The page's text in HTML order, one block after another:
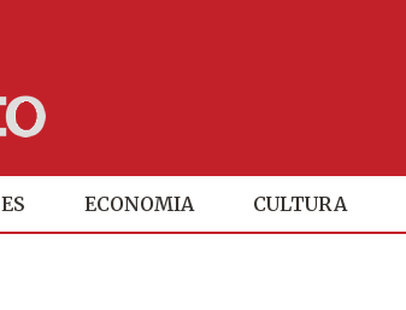
ECONOMIA CULTURA